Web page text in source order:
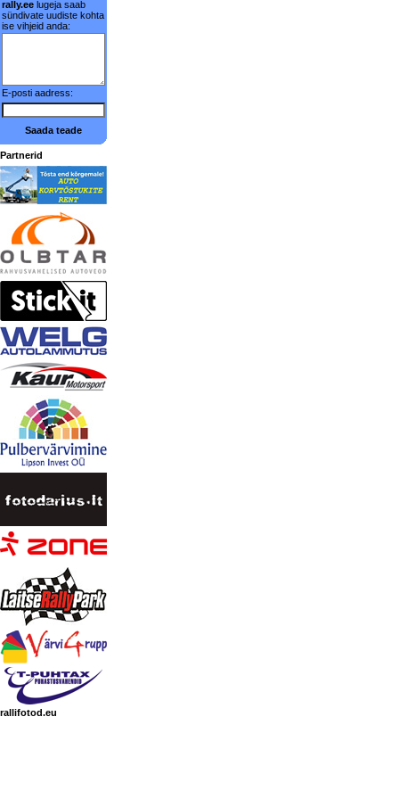
rally.ee lugeja saab
sündivate uudiste kohta
ise vihjeid anda:
E-posti aadress:
Saada teade
Partnerid
rallifotod.eu